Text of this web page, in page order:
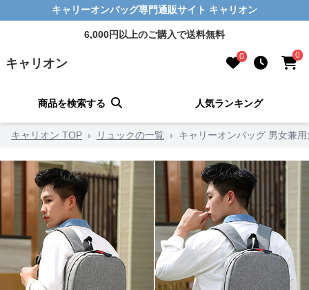
キャリーオンバッグ専門通販サイト キャリオン
6,000円以上のご購入で送料無料
キャリオン 0 0
商品を検索する 人気ランキング
キャリオン TOP › リュックの一覧 › キャリーオンバッグ 男女兼